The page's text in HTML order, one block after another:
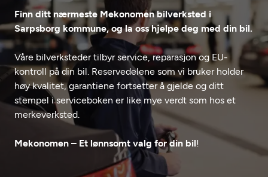
Våre tjenester
Bilservice
EU-kontroll - Vanlig bil (opptil 3,5t)
Diagnose/Feilsøking
Hvorfor Mekonomen
Bilkonto
Elbilverksted
Fritt verkstedvalg
Biltips og råd
Lag en brukerkonto
Er du ikke Mekonomen-kunde ennå? Opprett en konto
ved å klikke på knappen nedenfor.
Opprett en konto
Finn ditt nærmeste Mekonomen bilverksted i
Sarpsborg kommune, og la oss hjelpe deg med din bil.
Våre bilverksteder tilbyr service, reparasjon og EU-
kontroll på din bil. Reservedelene som vi bruker holder
høy kvalitet, garantiene fortsetter å gjelde og ditt
stempel i serviceboken er like mye verdt som hos et
merkeverksted.
Mekonomen – Et lønnsomt valg for din bil!